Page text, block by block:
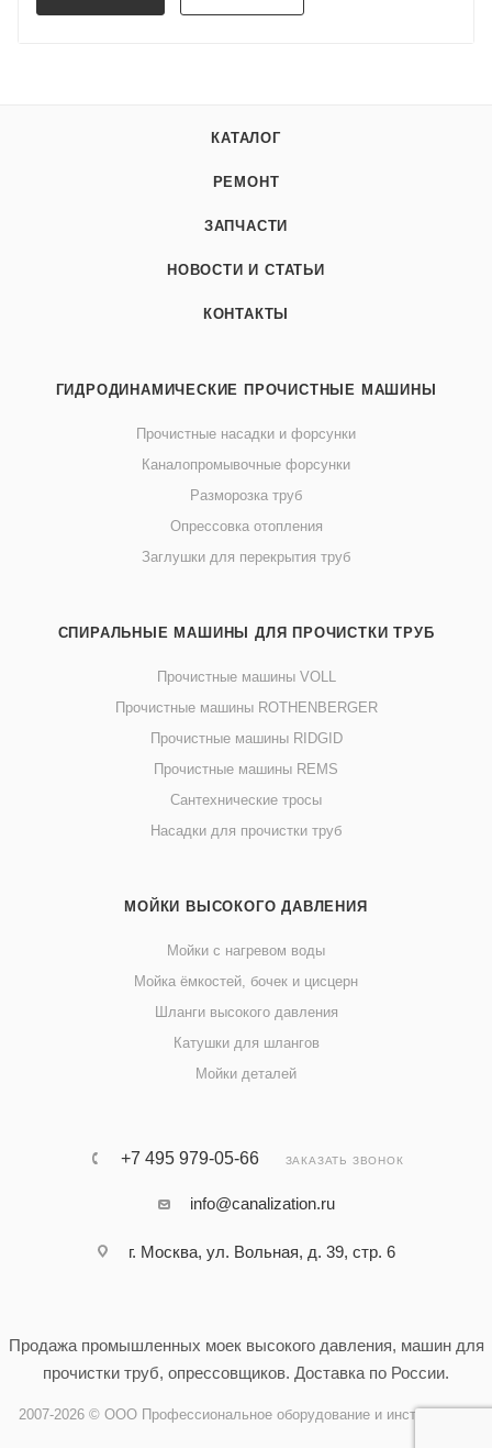
КАТАЛОГ
РЕМОНТ
ЗАПЧАСТИ
НОВОСТИ И СТАТЬИ
КОНТАКТЫ
ГИДРОДИНАМИЧЕСКИЕ ПРОЧИСТНЫЕ МАШИНЫ
Прочистные насадки и форсунки
Каналопромывочные форсунки
Разморозка труб
Опрессовка отопления
Заглушки для перекрытия труб
СПИРАЛЬНЫЕ МАШИНЫ ДЛЯ ПРОЧИСТКИ ТРУБ
Прочистные машины VOLL
Прочистные машины ROTHENBERGER
Прочистные машины RIDGID
Прочистные машины REMS
Сантехнические тросы
Насадки для прочистки труб
МОЙКИ ВЫСОКОГО ДАВЛЕНИЯ
Мойки с нагревом воды
Мойка ёмкостей, бочек и цисцерн
Шланги высокого давления
Катушки для шлангов
Мойки деталей
+7 495 979-05-66 ЗАКАЗАТЬ ЗВОНОК
info@canalization.ru
г. Москва, ул. Вольная, д. 39, стр. 6
Продажа промышленных моек высокого давления, машин для
прочистки труб, опрессовщиков. Доставка по России.
2007-2026 © ООО Профессиональное оборудование и инструменты